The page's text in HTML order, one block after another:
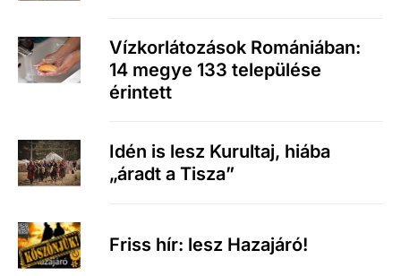
Vízkorlátozások Romániában:
14 megye 133 települése
érintett
Idén is lesz Kurultaj, hiába
„áradt a Tisza”
Friss hír: lesz Hazajáró!